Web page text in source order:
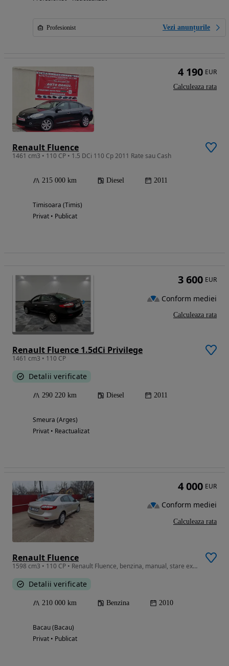
Profesionist Vezi anunțurile
Renault Fluence
1461 cm3 • 110 CP • 1.5 DCi 110 Cp 2011 Rate sau Cash
215 000 km Diesel 2011
Timisoara (Timis)
Privat • Publicat
4 190 EUR
Calculeaza rata
Renault Fluence 1.5dCi Privilege
1461 cm3 • 110 CP
Detalii verificate
290 220 km Diesel 2011
Smeura (Arges)
Privat • Reactualizat
3 600 EUR
Conform mediei
Calculeaza rata
Renault Fluence
1598 cm3 • 110 CP • Renault Fluence, benzina, manual, stare excelentă
Detalii verificate
210 000 km Benzina 2010
Bacau (Bacau)
Privat • Publicat
4 000 EUR
Conform mediei
Calculeaza rata